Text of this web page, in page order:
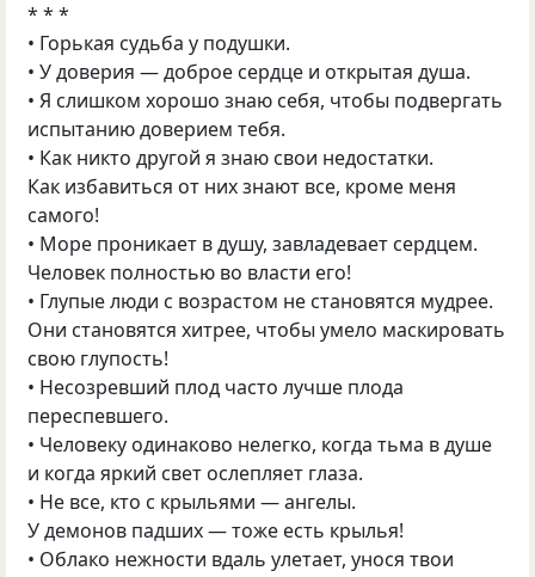
* * *
• Горькая судьба у подушки.
• У доверия — доброе сердце и открытая душа.
• Я слишком хорошо знаю себя, чтобы подвергать
испытанию доверием тебя.
• Как никто другой я знаю свои недостатки.
Как избавиться от них знают все, кроме меня
самого!
• Море проникает в душу, завладевает сердцем.
Человек полностью во власти его!
• Глупые люди с возрастом не становятся мудрее.
Они становятся хитрее, чтобы умело маскировать
свою глупость!
• Несозревший плод часто лучше плода
переспевшего.
• Человеку одинаково нелегко, когда тьма в душе
и когда яркий свет ослепляет глаза.
• Не все, кто с крыльями — ангелы.
У демонов падших — тоже есть крылья!
• Облако нежности вдаль улетает, унося твои